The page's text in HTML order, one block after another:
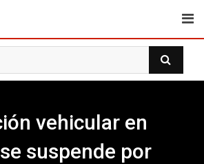
vehicular en
suspende por